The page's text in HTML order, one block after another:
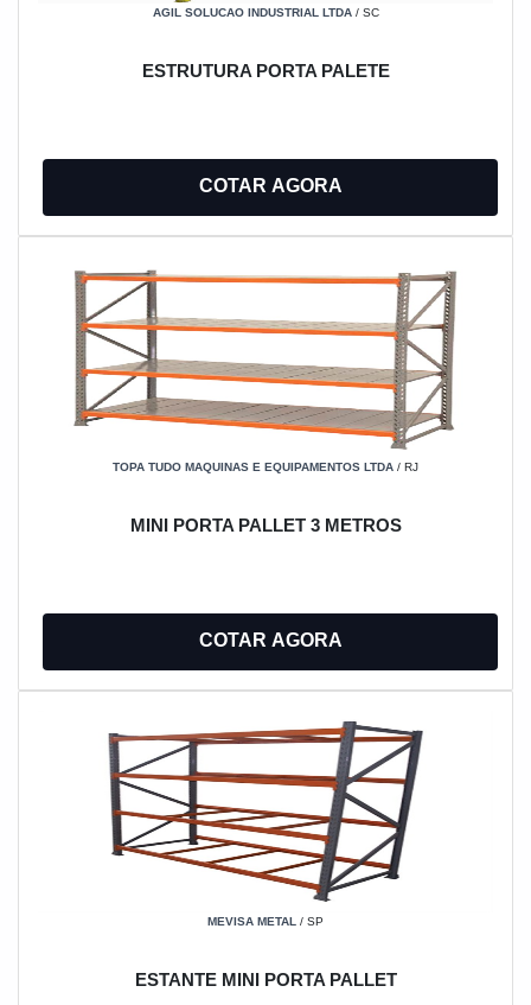
AGIL SOLUCAO INDUSTRIAL LTDA/ SC
ESTRUTURA PORTA PALETE
COTAR AGORA
TOPA TUDO MAQUINAS E EQUIPAMENTOS LTDA / RJ
MINI PORTA PALLET 3 METROS
COTAR AGORA
MEVISA METAL / SP
ESTANTE MINI PORTA PALLET